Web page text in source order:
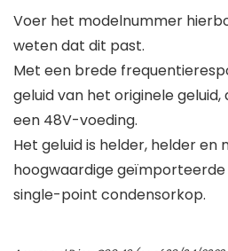
Voer het modelnummer
weten dat dit past.
Met een brede
geluid van het originele
een 48V-voeding.
Het geluid is helder, helder en
hoogwaardige
single-point condensorkop.